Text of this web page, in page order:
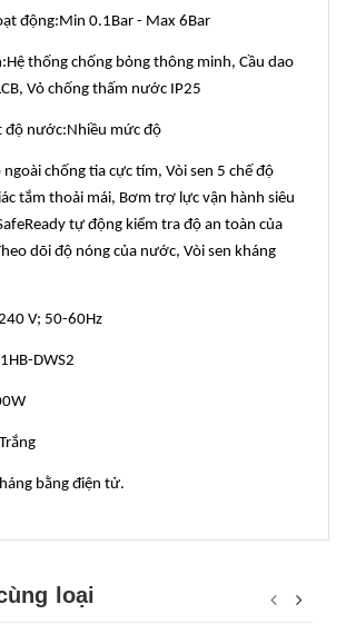
động:Min 0.1Bar - Max 6Bar
thống chống bỏng thông minh, Cầu dao
Vỏ chống thấm nước IP25
độ nước:Nhiều mức độ
ngoài chống tia cực tím, Vòi sen 5 chế độ
tắm thoải mái, Bơm trợ lực vận hành siêu
tự động kiểm tra độ an toàn của
dõi độ nóng của nước, Vòi sen kháng
V; 50-60Hz
DWS2
bằng điện tử.
loại